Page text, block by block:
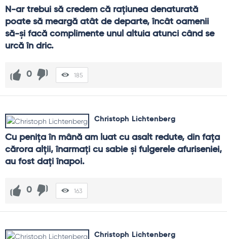
N-ar trebui să credem că raţiunea denaturată
poate să meargă atât de departe, încât oamenii
să-şi facă complimente unul altuia atunci când se
urcă în dric.
0 185
Christoph Lichtenberg
Cu peniţa în mână am luat cu asalt redute, din faţa
cărora alţii, înarmaţi cu sabie şi fulgerele afuriseniei,
au fost daţi înapoi.
0 163
Christoph Lichtenberg